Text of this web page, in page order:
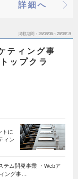
詳細へ
掲載期間 26/08/06～26/08/19
ティング事
ップクラ
トに
ィン
テム開発事業 ・Webア
ング事…